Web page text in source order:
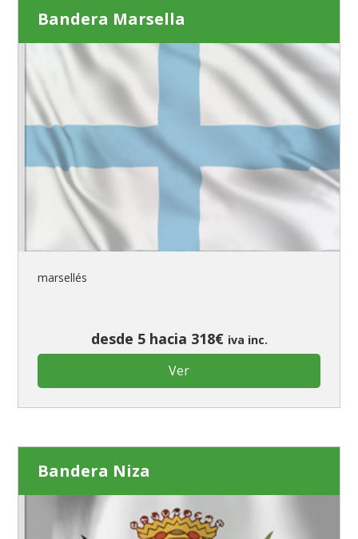
Bandera Marsella
marsellés
desde 5 hacia 318€ iva inc.
Ver
Bandera Niza